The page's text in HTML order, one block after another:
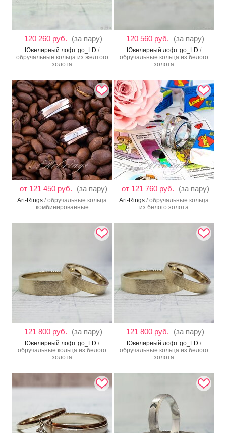
120 260 руб. (за пару)
Ювелирный лофт go_LD /
обручальные кольца из желтого
золота
120 560 руб. (за пару)
Ювелирный лофт go_LD /
обручальные кольца из белого
золота
от 121 450 руб. (за пару)
Art-Rings / обручальные кольца
комбинированные
от 121 760 руб. (за пару)
Art-Rings / обручальные кольца
из белого золота
121 800 руб. (за пару)
Ювелирный лофт go_LD /
обручальные кольца из белого
золота
121 800 руб. (за пару)
Ювелирный лофт go_LD /
обручальные кольца из белого
золота